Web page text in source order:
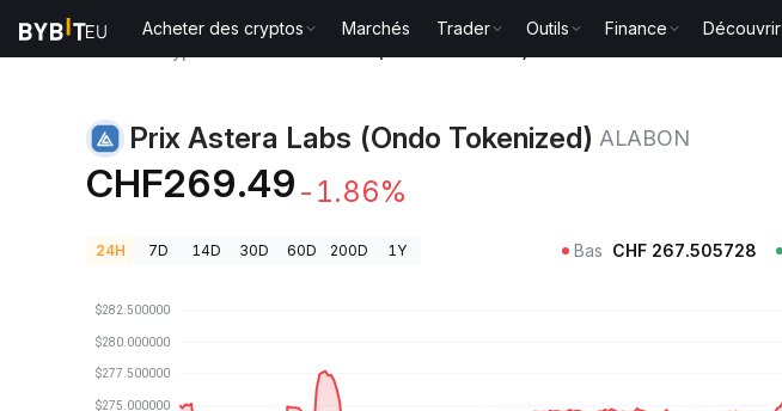
Acheter des cryptos Marchés Trader Outils Finance Découvrir
Prix Astera Labs (Ondo Tokenized) ALABON
CHF269.49 -1.86%
24H 7D 14D 30D 60D 200D 1Y Bas CHF 267.505728